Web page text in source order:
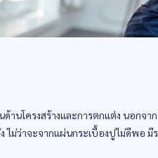
นโครงสร้างและการตกแต่ง นอกจา
ม่ว่าจะจากแผ่นกระเบื้องปูไม่ดีพอ มี